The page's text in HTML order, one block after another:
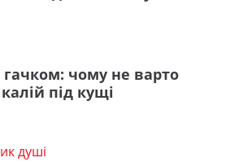
гачком: чому не варто
під кущі
душі